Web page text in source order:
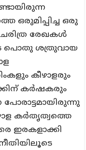
ഒരു
രേഖകൾ
പൊതു ശത്രുവായ
കീഴാളരും
കർഷകരും
കർതൃത്വത്തെ
ഇരകളാക്കി